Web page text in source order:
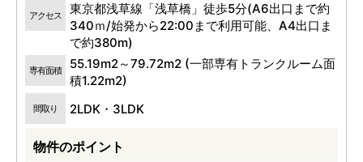
アクセス
東京都浅草線「浅草橋」徒歩5分(A6出口まで約
340ｍ/始発から22:00まで利用可能、A4出口ま
で約380m)
専有面積
55.19m2～79.72m2 (一部専有トランクルーム面
積1.22m2)
間取り 2LDK・3LDK
物件のポイント